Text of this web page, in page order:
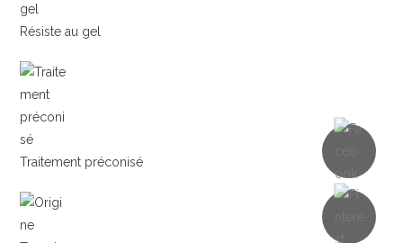
Résiste au gel
Traitement préconisé